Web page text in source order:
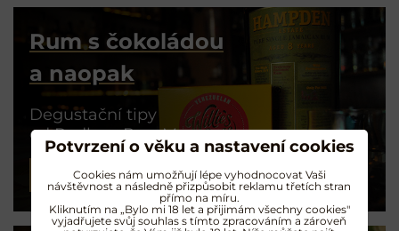
Rum s čokoládou
a naopak
Degustační tipy
od Radka z RumMe
PŘEČÍST ČLÁNEK
Potvrzení o věku a nastavení cookies
Cookies nám umožňují lépe vyhodnocovat Vaši
návštěvnost a následně přizpůsobit reklamu třetích stran
přímo na míru.
Kliknutím na „Bylo mi 18 let a přijimám všechny cookies"
vyjadřujete svůj souhlas s tímto zpracováním a zároveň